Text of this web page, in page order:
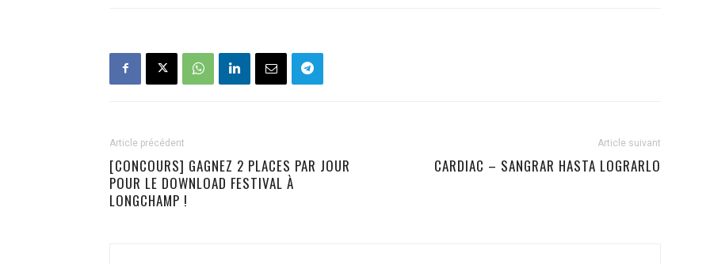
Article précédent
[CONCOURS] GAGNEZ 2 PLACES PAR JOUR
POUR LE DOWNLOAD FESTIVAL À
LONGCHAMP !
Article suivant
CARDIAC – SANGRAR HASTA LOGRARLO